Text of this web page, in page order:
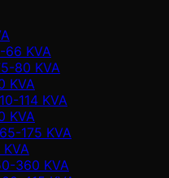
66 KVA
80 KVA
KVA
114 KVA
KVA
175 KVA
360 KVA